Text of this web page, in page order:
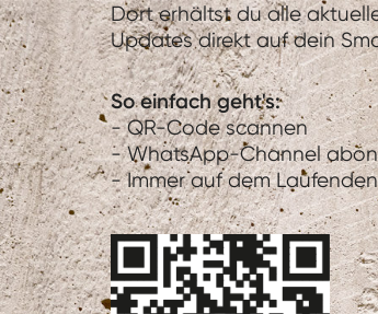
Dort erhältst du alle
Updates direkt auf dein
So einfach geht's:
- QR-Code scannen
- WhatsApp-Channel
- Immer auf dem